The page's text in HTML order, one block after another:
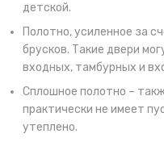
детской.
Полотно, усиленное за
брусков. Такие двери
входных, тамбурных и
Сплошное полотно –
практически не имеет
утеплено.